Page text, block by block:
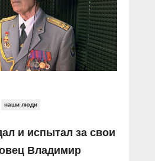
наши люди
и испытал за свои
Владимир